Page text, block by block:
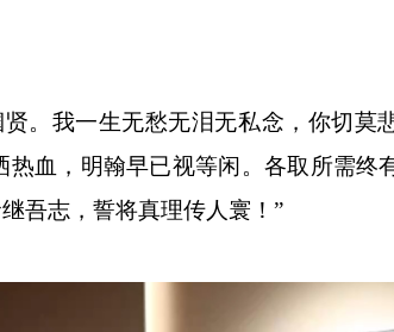
我一生无愁无泪无私念，你切莫
血，明翰早已视等闲。各取所需终
吾志，誓将真理传人寰！”